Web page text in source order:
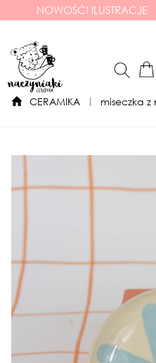
NOWOŚĆ! ILUSTRACJE
CERAMIKA miseczka